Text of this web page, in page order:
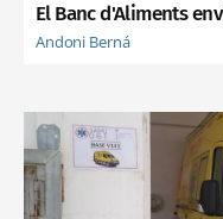
El Banc d'Aliments
Andoni Berná